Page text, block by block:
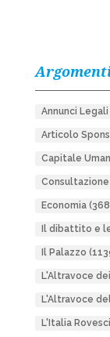
Annunci Legali
Articolo
Capitale
Economia
Il dibattito e
Il Palazzo
L'Altravoce
L'Altravoce
L'Italia